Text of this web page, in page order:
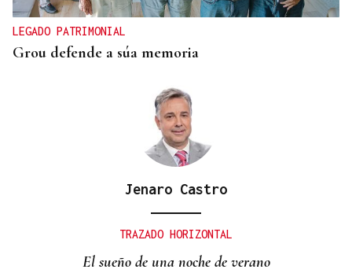
LEGADO PATRIMONIAL
Grou defende a súa memoria
Jenaro Castro
TRAZADO HORIZONTAL
El sueño de una noche de verano